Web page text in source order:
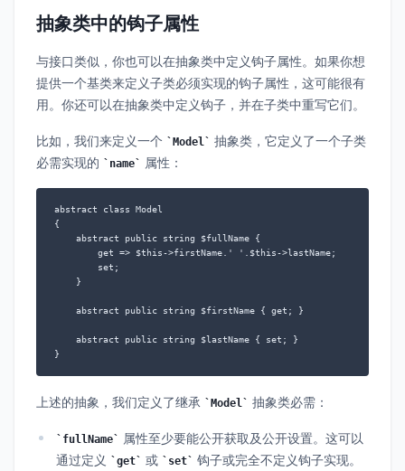
抽象类中的钩子属性
与接口类似，你也可以在抽象类中定义钩子属性。如果你想
提供一个基类来定义子类必须实现的钩子属性，这可能很有
用。你还可以在抽象类中定义钩子，并在子类中重写它们。
比如，我们来定义一个 Model
抽象类，它定义了一个子类
必需实现的
name 属性：
abstract class Model
{
    abstract public string $fullName {
        get => $this->firstName.' '.$this->lastName;
        set;
    }
    abstract public string $firstName { get; }
    abstract public string $lastName { set; }
}
上述的抽象，我们定义了继承 Model 抽象类必需：
fullName
属性至少要能公开获取及公开设置。这可以
通过定义
get 或 set
钩子或完全不定义钩子实现。